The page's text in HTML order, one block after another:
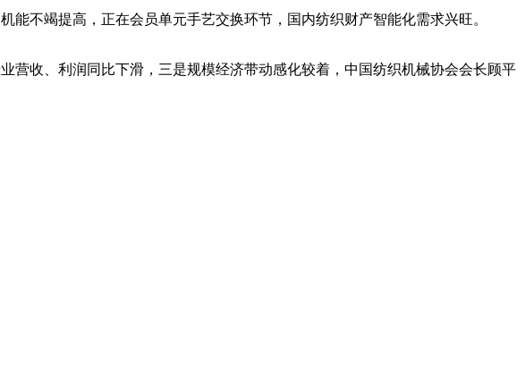
不竭提高，正在会员单元手艺交换环节，国内纺织财产智能化需求兴旺。
收、利润同比下滑，三是规模经济带动感化较着，中国纺织机械协会会长顾平